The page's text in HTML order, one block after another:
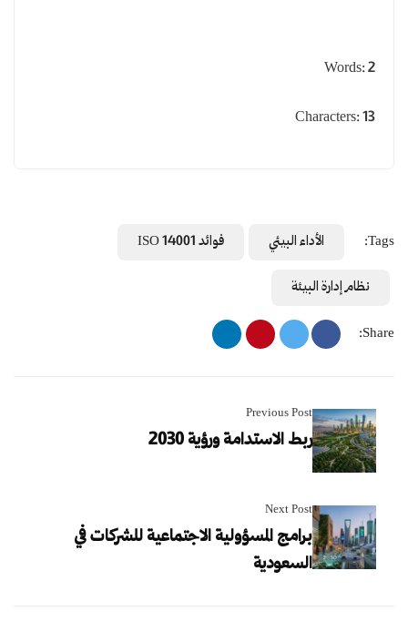
Words: 2
Characters: 13
Tags: الأداء البيئي فوائد ISO 14001
نظام إدارة البيئة
Share:
Previous Post
ربط الاستدامة ورؤية 2030
Next Post
برامج المسؤولية الاجتماعية للشركات في
السعودية